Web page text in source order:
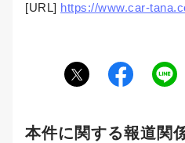
[URL] https://www.car-
本件に関する報道関